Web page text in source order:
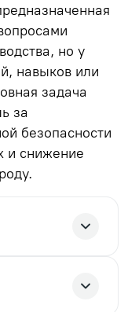
но у
навыков или
задача
за
безопасности
и снижение